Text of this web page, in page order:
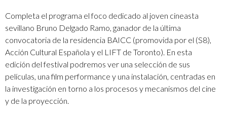
Completa el programa el foco dedicado al joven cineasta
sevillano Bruno Delgado Ramo, ganador de la última
convocatoria de la residencia BAICC (promovida por el (S8),
Acción Cultural Española y el LIFT de Toronto). En esta
edición del festival podremos ver una selección de sus
películas, una film performance y una instalación, centradas en
la investigación en torno a los procesos y mecanismos del cine
y de la proyección.